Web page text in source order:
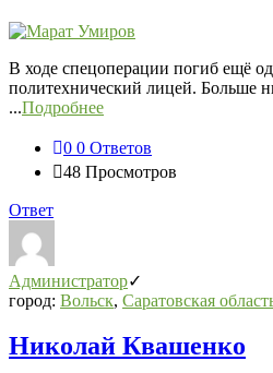
В ходе спецоперации погиб ещё
политехнический лицей. Больше
...Подробнее
0 0 Ответов
48 Просмотров
Ответ
Администратор
город: Вольск, Саратовская
Николай Квашенко